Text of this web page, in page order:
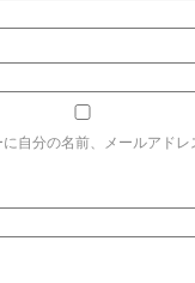
自分の名前、メールアド